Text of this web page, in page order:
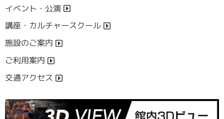
イベント・公演
講座・カルチャースクール
施設のご案内
ご利用案内
交通アクセス